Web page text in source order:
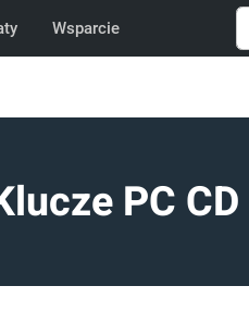
Wsparcie
PC CD